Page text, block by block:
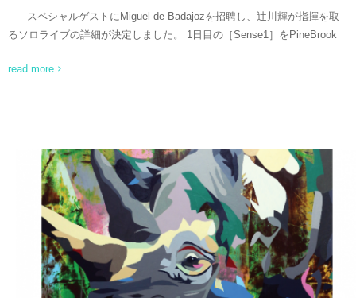
スペシャルゲストにMiguel de Badajozを招聘し、辻川輝が指揮を取
るソロライブの詳細が決定しました。 1日目の［Sense1］をPineBrook
read more
READ MORE